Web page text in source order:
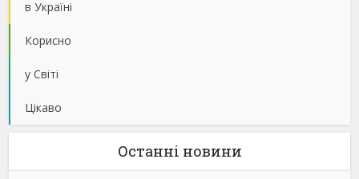
в Україні
Корисно
у Світі
Цікаво
Останнi новини